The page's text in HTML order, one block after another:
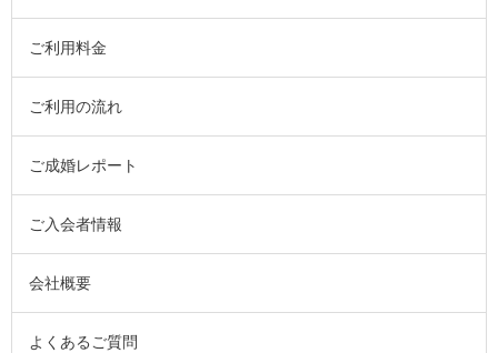
ご利用料金
ご利用の流れ
ご成婚レポート
ご入会者情報
会社概要
よくあるご質問